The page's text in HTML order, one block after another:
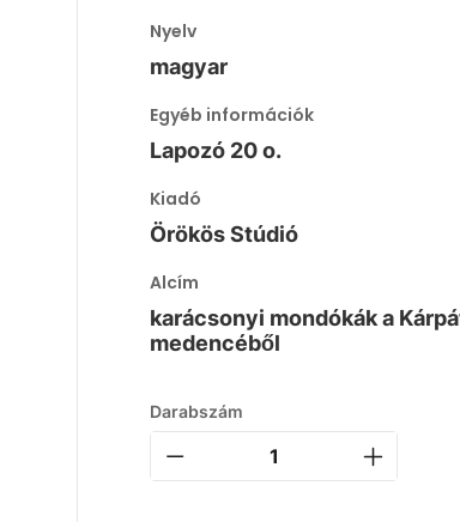
Nyelv
magyar
Egyéb információk
Lapozó 20 o.
Kiadó
Örökös Stúdió
Alcím
karácsonyi mondókák a
medencéből
Darabszám